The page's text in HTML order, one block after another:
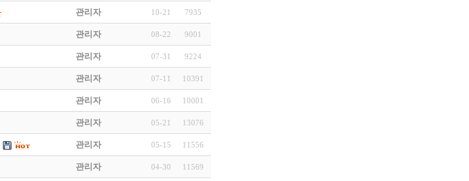
관리자 10-21 7935
관리자 08-22 9001
관리자 07-31 9224
관리자 07-11 10391
관리자 06-16 10001
관리자 05-21 13076
관리자 05-15 11556
관리자 04-30 11569